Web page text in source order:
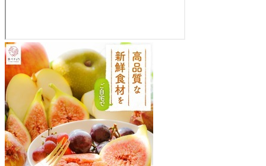
花
野
井
新
鮮
野
菜
直
売
所